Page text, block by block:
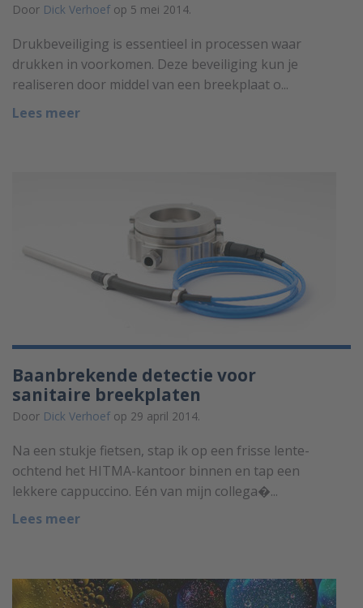
Door Dick Verhoef op 5 mei 2014.
Drukbeveiliging is essentieel in processen waar
drukken in voorkomen. Deze beveiliging kun je
realiseren door middel van een breekplaat o...
Lees meer
Baanbrekende detectie voor
sanitaire breekplaten
Door Dick Verhoef op 29 april 2014.
Na een stukje fietsen, stap ik op een frisse lente-
ochtend het HITMA-kantoor binnen en tap een
lekkere cappuccino. Eén van mijn collega�...
Lees meer